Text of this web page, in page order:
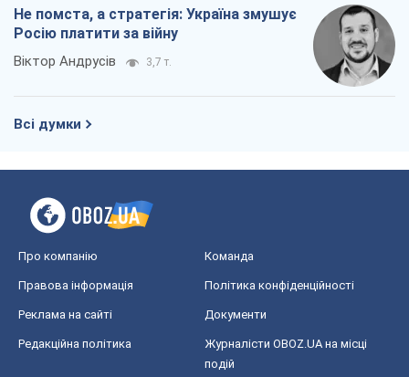
Не помста, а стратегія: Україна змушує
Росію платити за війну
Віктор Андрусів 3,7 т.
Всі думки
Про компанію Команда
Правова інформація Політика конфіденційності
Реклама на сайті Документи
Редакційна політика
Журналісти OBOZ.UA на місці
подій